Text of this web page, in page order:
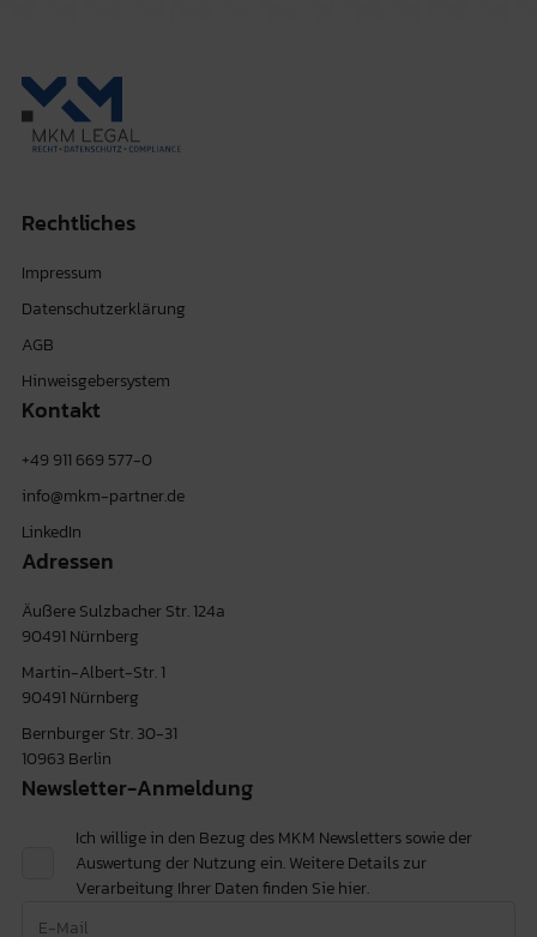
Rechtliches
Impressum
Datenschutzerklärung
AGB
Hinweisgebersystem
Kontakt
+49 911 669 577-0
info@mkm-partner.de
LinkedIn
Adressen
Äußere Sulzbacher Str. 124a
90491 Nürnberg
Martin-Albert-Str. 1
90491 Nürnberg
Bernburger Str. 30-31
10963 Berlin
Newsletter-Anmeldung
Ich willige in den Bezug des MKM Newsletters sowie der
Auswertung der Nutzung ein. Weitere Details zur
Verarbeitung Ihrer Daten finden Siehier.